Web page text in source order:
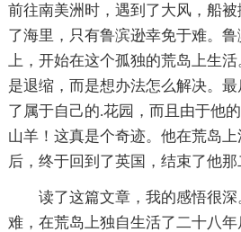
前往南美洲时，遇到了大风，船
了海里，只有鲁滨逊幸免于难。
上，开始在这个孤独的荒岛上生
是退缩，而是想办法怎么解决。
了属于自己的.花园，而且由于他
山羊！这真是个奇迹。他在荒岛
后，终于回到了英国，结束了他那
读了这篇文章，我的感悟很
难，在荒岛上独自生活了二十八